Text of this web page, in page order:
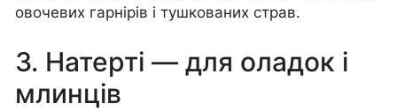
овочевих гарнірів і тушкованих страв.
3. Натерті — для оладок і
млинців